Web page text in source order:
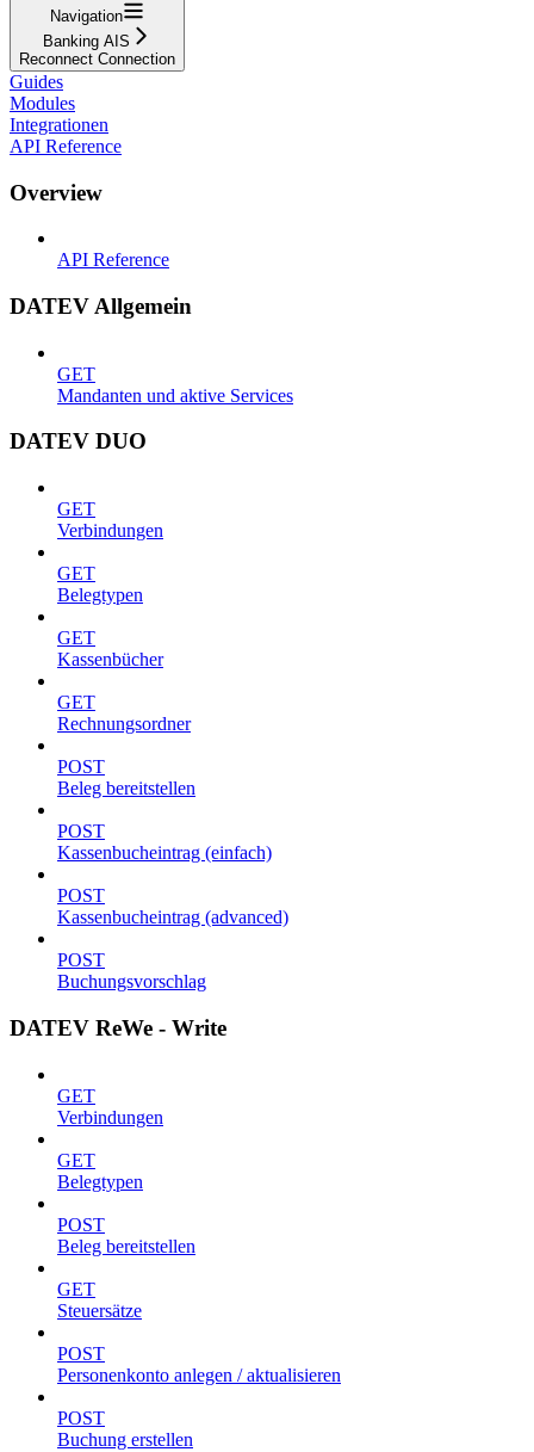
Navigation
Banking AIS
Reconnect Connection
Guides
Modules
Integrationen
API Reference
Overview
API Reference
DATEV Allgemein
GET
Mandanten und aktive Services
DATEV DUO
GET
Verbindungen
GET
Belegtypen
GET
Kassenbücher
GET
Rechnungsordner
POST
Beleg bereitstellen
POST
Kassenbucheintrag (einfach)
POST
Kassenbucheintrag (advanced)
POST
Buchungsvorschlag
DATEV ReWe - Write
GET
Verbindungen
GET
Belegtypen
POST
Beleg bereitstellen
GET
Steuersätze
POST
Personenkonto anlegen / aktualisieren
POST
Buchung erstellen